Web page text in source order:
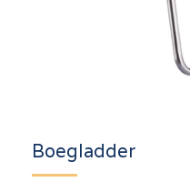
Boegladder